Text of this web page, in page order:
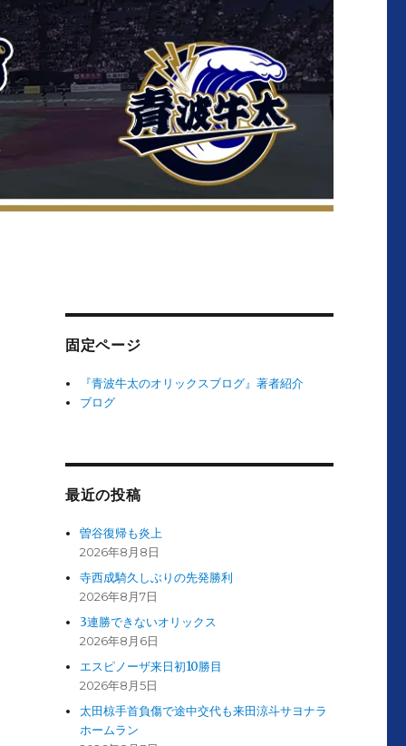
固定ページ
『青波牛太のオリックスブログ』著者紹介
ブログ
最近の投稿
曽谷復帰も炎上
2026年8月8日
寺西成騎久しぶりの先発勝利
2026年8月7日
3連勝できないオリックス
2026年8月6日
エスピノーザ来日初10勝目
2026年8月5日
太田椋手首負傷で途中交代も来田涼斗サヨナラ
ホームラン